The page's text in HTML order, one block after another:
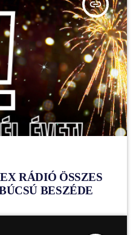
insert_link
RÁDIÓ ÖSSZES
BESZÉDE